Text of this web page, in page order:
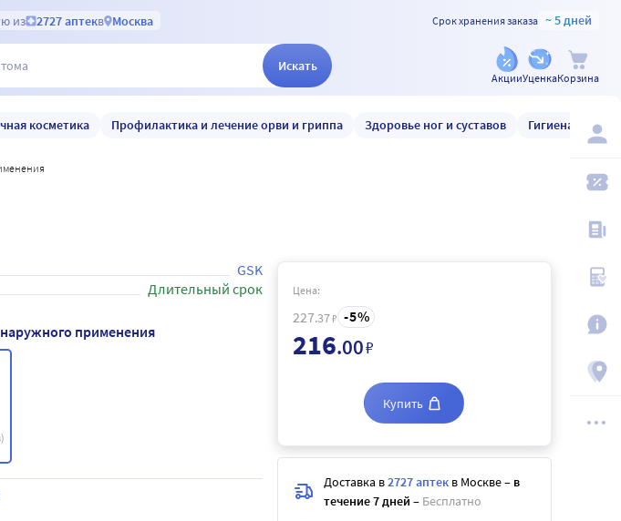
из 2727 аптекв Москва Срок хранения заказа ~ 5 дней
Искать
АкцииУценкаКорзина
косметика Профилактика и лечение орви и гриппа Здоровье ног и суставов Гигиена и уход
GSK
Длительный срок
применения
Цена:
227.37₽ 5
216.00₽
Купить
Доставка в2727 аптек в Москве– в
течение 7 дней – Бесплатно